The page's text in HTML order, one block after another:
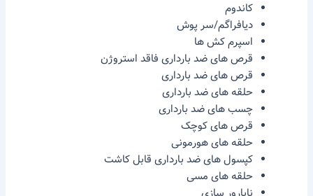
کاندوم
دیافراگم/سر پوش
اسپرم کش ها
قرص های ضد بارداری فاقد استروژن
قرص های ضد بارداری
حلقه های ضد بارداری
چسب های ضد بارداری
قرص های کوچک
حلقه های هورمونی
کپسول های ضد بارداری قابل کاشت
حلقه های مسی